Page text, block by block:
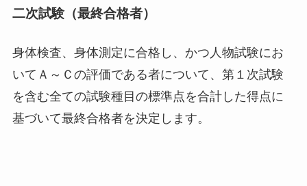
二次試験（最終合格者）
身体検査、身体測定に合格し、かつ人物試験にお
いてＡ～Ｃの評価である者について、第１次試験
を含む全ての試験種目の標準点を合計した得点に
基づいて最終合格者を決定します。